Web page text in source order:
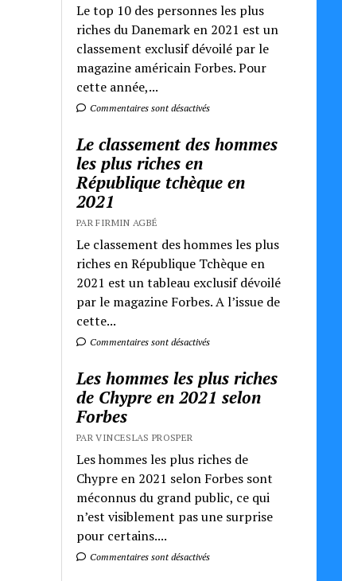
Le top 10 des personnes les plus
riches du Danemark en 2021 est un
classement exclusif dévoilé par le
magazine américain Forbes. Pour
cette année,...
Commentaires sont désactivés
Le classement des hommes
les plus riches en
République tchèque en
2021
PAR FIRMIN AGBÉ
Le classement des hommes les plus
riches en République Tchèque en
2021 est un tableau exclusif dévoilé
par le magazine Forbes. A l’issue de
cette...
Commentaires sont désactivés
Les hommes les plus riches
de Chypre en 2021 selon
Forbes
PAR VINCESLAS PROSPER
Les hommes les plus riches de
Chypre en 2021 selon Forbes sont
méconnus du grand public, ce qui
n’est visiblement pas une surprise
pour certains....
Commentaires sont désactivés